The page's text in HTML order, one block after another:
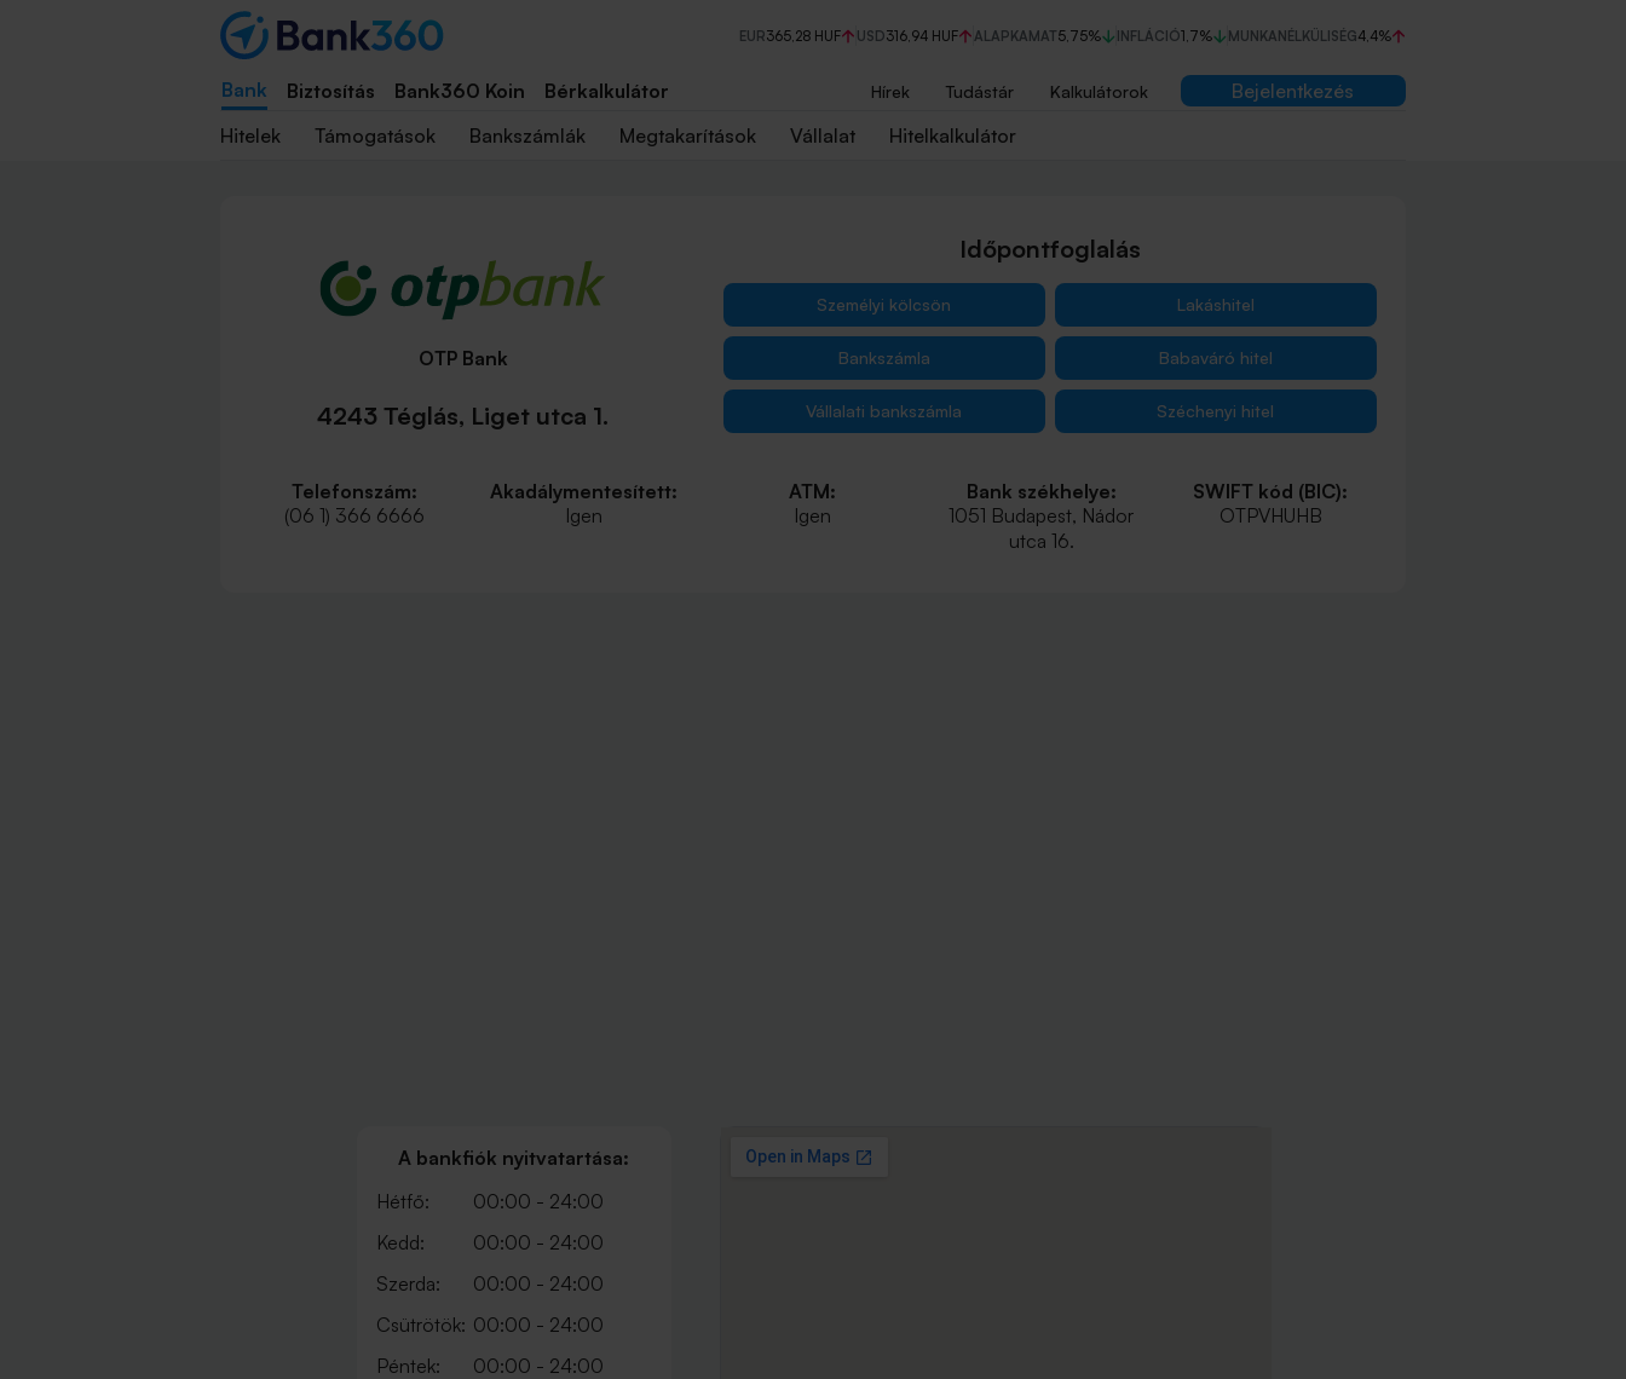
EUR365,28 HUF USD316,94 HUF ALAPKAMAT5,75% INFLÁCIÓ1,7% MUNKANÉLKÜLISÉG4,4%
Bank Biztosítás Bank360 Koin Bérkalkulátor Hírek Tudástár Kalkulátorok
Bejelentkezés
Hitelek
Támogatások Bankszámlák Megtakarítások Vállalat Hitelkalkulátor
OTP Bank
4243 Téglás, Liget utca 1.
Időpontfoglalás
Személyi kölcsön Lakáshitel
Bankszámla Babaváró hitel
Vállalati bankszámla Széchenyi hitel
Telefonszám:
(06 1) 366 6666
Akadálymentesített:
Igen
ATM:
Igen
Bank székhelye:
1051 Budapest, Nádor
utca 16.
SWIFT kód (BIC):
OTPVHUHB
A bankfiók nyitvatartása:
Hétfő:
00:00 - 24:00
Kedd:
00:00 - 24:00
Szerda:
00:00 - 24:00
Csütrötök: 00:00 - 24:00
Péntek:
00:00 - 24:00